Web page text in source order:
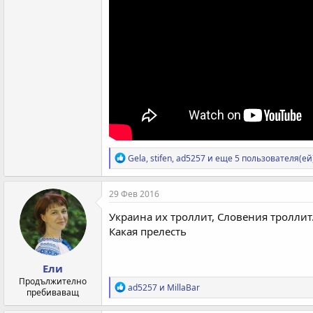
Р
е
а
к
и
и
:
Gela,stifen,ad5257 и еще 5
Ели
Продължително
пребиваващ
29 Фев 2016
Украина их троллит, Словения
Какая прелесть
Р
е
а
ad5257 и MillaBar